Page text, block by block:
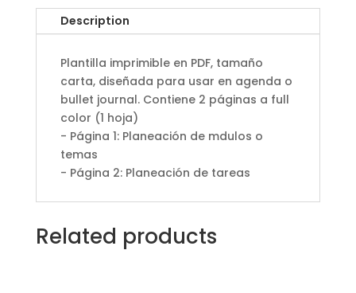
Description
Plantilla imprimible en PDF, tamaño
carta, diseñada para usar en agenda o
bullet journal. Contiene 2 páginas a full
color (1 hoja)
- Página 1: Planeación de mdulos o
temas
- Página 2: Planeación de tareas
Related products